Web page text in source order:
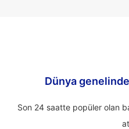
Dünya
Son 24 saatte popüler olan